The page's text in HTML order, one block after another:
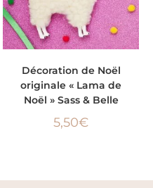
Décoration de Noël
originale « Lama de
Noël » Sass & Belle
5,50€